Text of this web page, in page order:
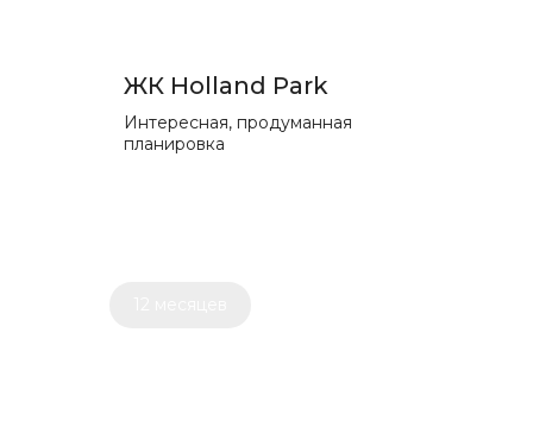
ЖК Holland Park
Интересная, продуманная
планировка